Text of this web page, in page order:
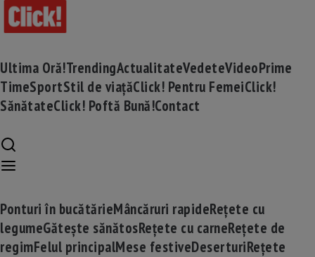
Ultima Oră!TrendingActualitateVedeteVideoPrime
TimeSportStil de viațăClick! Pentru FemeiClick!
SănătateClick! Poftă Bună!Contact
Ponturi în bucătărieMâncăruri rapideRețete cu
legumeGătește sănătosRețete cu carneRețete de
regimFelul principalMese festiveDeserturiRețete